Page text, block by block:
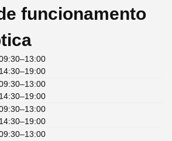
funcionamento
14:30–19:00
14:30–19:00
14:30–19:00